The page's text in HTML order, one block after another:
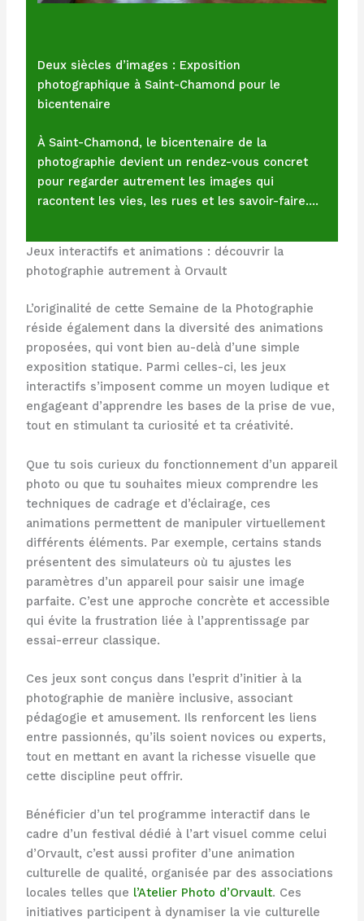
Deux siècles d’images : Exposition
photographique à Saint-Chamond pour le
bicentenaire
À Saint-Chamond, le bicentenaire de la
photographie devient un rendez-vous concret
pour regarder autrement les images qui
racontent les vies, les rues et les savoir-faire.…
Jeux interactifs et animations : découvrir la
photographie autrement à Orvault
L’originalité de cette Semaine de la Photographie
réside également dans la diversité des animations
proposées, qui vont bien au-delà d’une simple
exposition statique. Parmi celles-ci, les jeux
interactifs s’imposent comme un moyen ludique et
engageant d’apprendre les bases de la prise de vue,
tout en stimulant ta curiosité et ta créativité.
Que tu sois curieux du fonctionnement d’un appareil
photo ou que tu souhaites mieux comprendre les
techniques de cadrage et d’éclairage, ces
animations permettent de manipuler virtuellement
différents éléments. Par exemple, certains stands
présentent des simulateurs où tu ajustes les
paramètres d’un appareil pour saisir une image
parfaite. C’est une approche concrète et accessible
qui évite la frustration liée à l’apprentissage par
essai-erreur classique.
Ces jeux sont conçus dans l’esprit d’initier à la
photographie de manière inclusive, associant
pédagogie et amusement. Ils renforcent les liens
entre passionnés, qu’ils soient novices ou experts,
tout en mettant en avant la richesse visuelle que
cette discipline peut offrir.
Bénéficier d’un tel programme interactif dans le
cadre d’un festival dédié à l’art visuel comme celui
d’Orvault, c’est aussi profiter d’une animation
culturelle de qualité, organisée par des associations
locales telles que l’Atelier Photo d’Orvault. Ces
initiatives participent à dynamiser la vie culturelle